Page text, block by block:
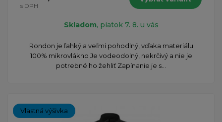
s DPH
Skladom, piatok 7. 8. u vás
Rondon je ľahký a veľmi pohodlný, vďaka materiálu
100% mikrovlákno Je vodeodolný, nekrčivý a nie je
potrebné ho žehliť Zapínanie je s...
Vlastná výšivka